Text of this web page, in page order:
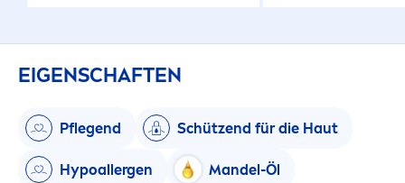
EIGENSCHAFTEN
Pflegend Schützend für die Haut
Hypoallergen Mandel-Öl